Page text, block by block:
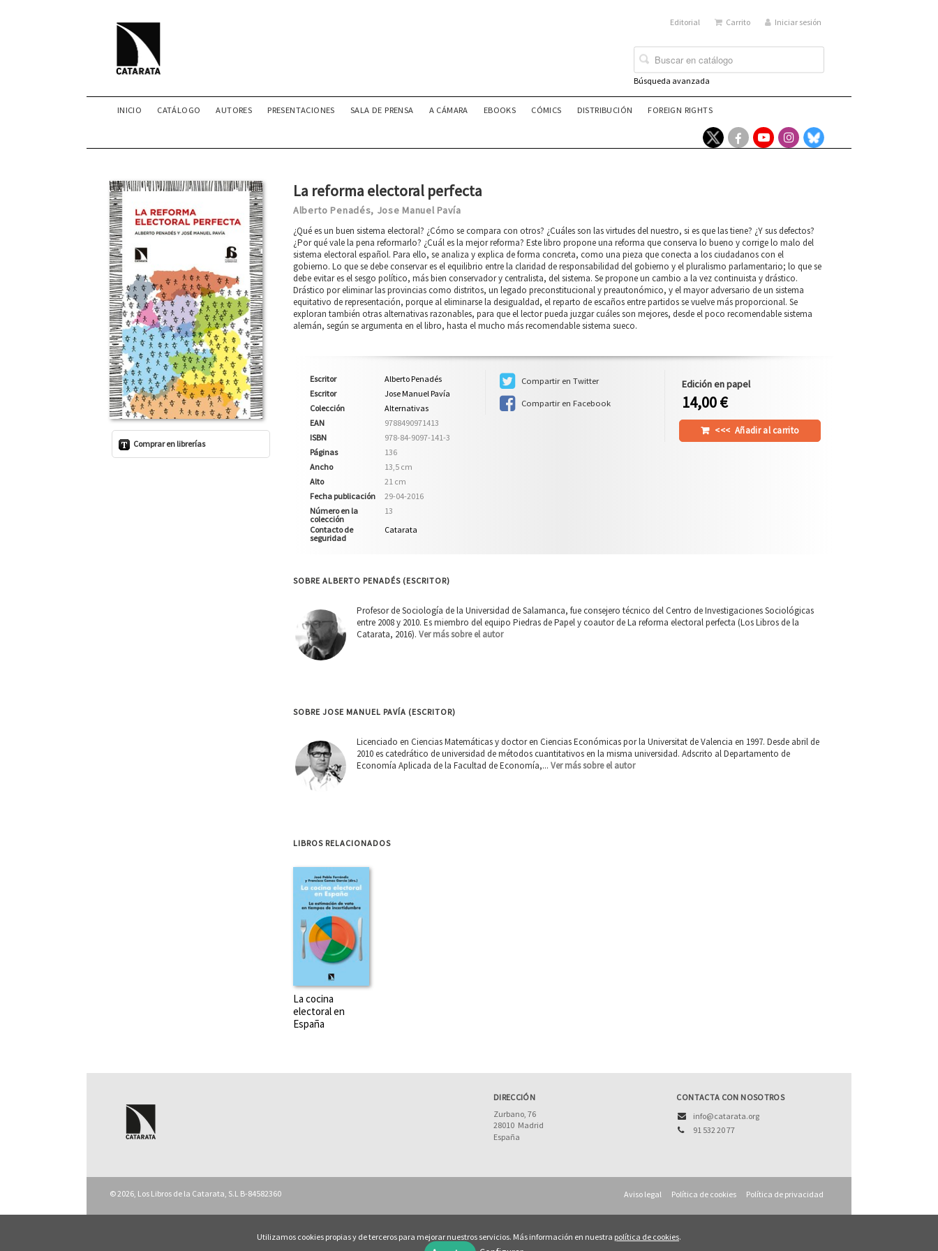
Editorial Carrito Iniciar sesión
Búsqueda avanzada
INICIO CATÁLOGO AUTORES PRESENTACIONES SALA DE PRENSA A CÁMARA EBOOKS CÓMICS DISTRIBUCIÓN FOREIGN RIGHTS
Comprar en librerías
La reforma electoral perfecta
Alberto Penadés, Jose Manuel Pavía
¿Qué es un buen sistema electoral? ¿Cómo se compara con otros? ¿Cuáles son las virtudes del nuestro, si es que las tiene? ¿Y sus defectos?
¿Por qué vale la pena reformarlo? ¿Cuál es la mejor reforma? Este libro propone una reforma que conserva lo bueno y corrige lo malo del
sistema electoral español. Para ello, se analiza y explica de forma concreta, como una pieza que conecta a los ciudadanos con el
gobierno. Lo que se debe conservar es el equilibrio entre la claridad de responsabilidad del gobierno y el pluralismo parlamentario; lo que se
debe evitar es el sesgo político, más bien conservador y centralista, del sistema. Se propone un cambio a la vez continuista y drástico.
Drástico por eliminar las provincias como distritos, un legado preconstitucional y preautonómico, y el mayor adversario de un sistema
equitativo de representación, porque al eliminarse la desigualdad, el reparto de escaños entre partidos se vuelve más proporcional. Se
exploran también otras alternativas razonables, para que el lector pueda juzgar cuáles son mejores, desde el poco recomendable sistema
alemán, según se argumenta en el libro, hasta el mucho más recomendable sistema sueco.
Escritor
Alberto Penadés
Escritor
Jose Manuel Pavía
Colección
Alternativas
EAN
9788490971413
ISBN
978-84-9097-141-3
Páginas
136
Ancho
13,5 cm
Alto
21 cm
Fecha publicación
29-04-2016
Número en la
colección
13
Contacto de
seguridad
Catarata
Compartir en Twitter
Compartir en Facebook
Edición en papel
14,00 €
<<< Añadir al carrito
SOBRE ALBERTO PENADÉS (ESCRITOR)
Profesor de Sociología de la Universidad de Salamanca, fue consejero técnico del Centro de Investigaciones Sociológicas
entre 2008 y 2010. Es miembro del equipo Piedras de Papel y coautor de La reforma electoral perfecta (Los Libros de la
Catarata, 2016). Ver más sobre el autor
SOBRE JOSE MANUEL PAVÍA (ESCRITOR)
Licenciado en Ciencias Matemáticas y doctor en Ciencias Económicas por la Universitat de Valencia en 1997. Desde abril de
2010 es catedrático de universidad de métodos cuantitativos en la misma universidad. Adscrito al Departamento de
Economía Aplicada de la Facultad de Economía,... Ver más sobre el autor
LIBROS RELACIONADOS
La cocina
electoral en
España
DIRECCIÓN
Zurbano, 76
28010 Madrid
España
CONTACTA CON NOSOTROS
info@catarata.org
91 532 20 77
© 2026, Los Libros de la Catarata, S.L B-84582360 Aviso legal Política de cookies Política de privacidad
Utilizamos cookies propias y de terceros para mejorar nuestros servicios. Más información en nuestra política de cookies.